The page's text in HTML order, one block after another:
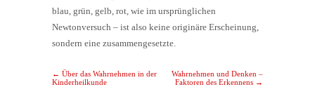
blau, grün, gelb, rot, wie im ursprünglichen
Newtonversuch – ist also keine originäre Erscheinung,
sondern eine zusammengesetzte.
Post navigation
← Über das Wahrnehmen in der
Kinderheilkunde
Wahrnehmen und Denken –
Faktoren des Erkennens →